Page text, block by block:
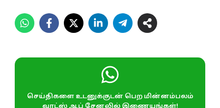
செய்திகளை உடனுக்குடன் பெற மின்னம்பலம்